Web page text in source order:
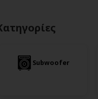
Subwoofer